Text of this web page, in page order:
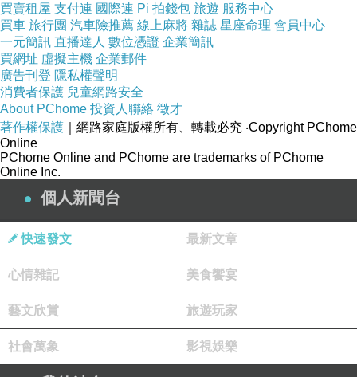
第二間有推薦的是位於上野JR車站對面的椿屋咖
啡，他有兩層樓，一樓是吸菸區，二樓是禁菸
區，綜合咖啡帶有炭燒香味很好喝，紅茶也不
錯，甜點草莓蛋糕被秒殺，沒有找到照片，屬於
很軟的海綿蛋糕，很好吃。
地址： 東京都台東區上野6-14-6 Yamada Building 1·2F
工作日9：00-5：00，
買賣租屋 支付連 國際連 Pi 拍錢包 旅遊 服務中心
買車 旅行團 汽車險推薦 線上麻將 雜誌 星座命理 會員中心
一元簡訊 直播達人 數位憑證 企業簡訊
買網址 虛擬主機 企業郵件
廣告刊登 隱私權聲明
消費者保護 兒童網路安全
About PChome 投資人聯絡 徵才
著作權保護 ｜網路家庭版權所有、轉載必究 ‧Copyright PChome
Online
PChome Online and PChome are trademarks of PChome
Online Inc.
個人新聞台
快速發文 最新文章
心情雜記 美食饗宴
藝文欣賞 旅遊玩家
社會萬象 影視娛樂